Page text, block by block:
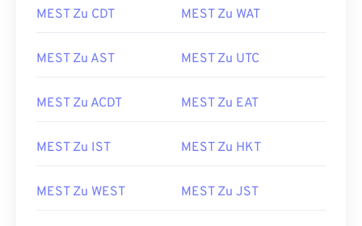
MEST Zu CDT MEST Zu WAT
MEST Zu AST MEST Zu UTC
MEST Zu ACDT MEST Zu EAT
MEST Zu IST MEST Zu HKT
MEST Zu WEST MEST Zu JST